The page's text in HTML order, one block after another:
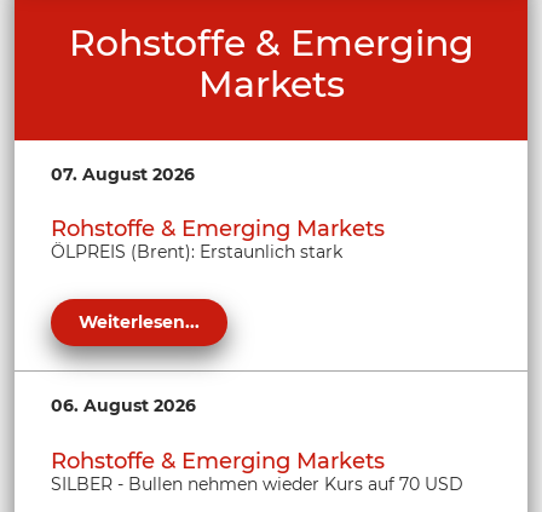
Rohstoffe & Emerging
Markets
07. August 2026
Rohstoffe & Emerging Markets
ÖLPREIS (Brent): Erstaunlich stark
Weiterlesen...
06. August 2026
Rohstoffe & Emerging Markets
SILBER - Bullen nehmen wieder Kurs auf 70 USD